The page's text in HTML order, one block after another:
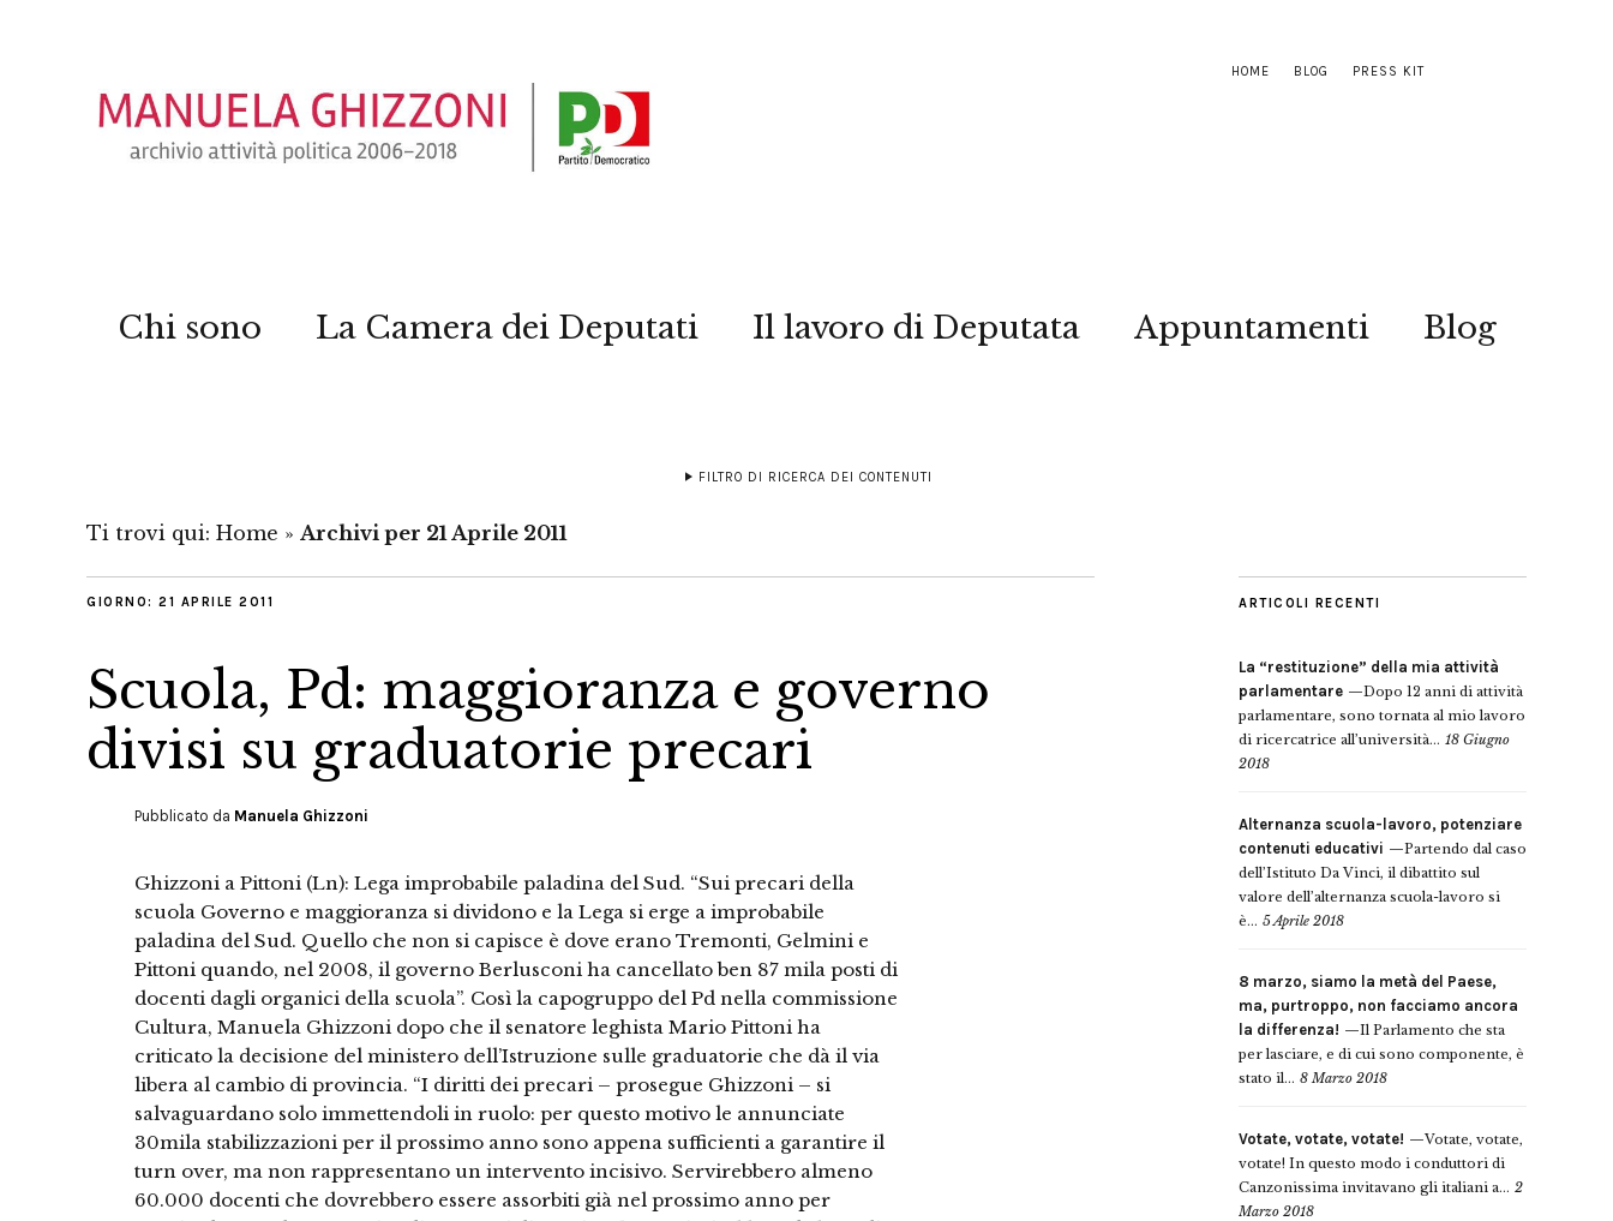
HOME BLOG PRESS KIT
Chi sono La Camera dei Deputati Il lavoro di Deputata Appuntamenti Blog
FILTRO DI RICERCA DEI CONTENUTI
Ti trovi qui: Home » Archivi per 21 Aprile 2011
GIORNO: 21 APRILE 2011
Scuola, Pd: maggioranza e governo
divisi su graduatorie precari
Pubblicato da Manuela Ghizzoni
Ghizzoni a Pittoni (Ln): Lega improbabile paladina del Sud. “Sui precari della
scuola Governo e maggioranza si dividono e la Lega si erge a improbabile
paladina del Sud. Quello che non si capisce è dove erano Tremonti, Gelmini e
Pittoni quando, nel 2008, il governo Berlusconi ha cancellato ben 87 mila posti di
docenti dagli organici della scuola”. Così la capogruppo del Pd nella commissione
Cultura, Manuela Ghizzoni dopo che il senatore leghista Mario Pittoni ha
criticato la decisione del ministero dell’Istruzione sulle graduatorie che dà il via
libera al cambio di provincia. “I diritti dei precari – prosegue Ghizzoni – si
salvaguardano solo immettendoli in ruolo: per questo motivo le annunciate
30mila stabilizzazioni per il prossimo anno sono appena sufficienti a garantire il
turn over, ma non rappresentano un intervento incisivo. Servirebbero almeno
60.000 docenti che dovrebbero essere assorbiti già nel prossimo anno per
ARTICOLI RECENTI
La “restituzione” della mia attività
parlamentare
Dopo 12 anni di attività
parlamentare, sono tornata al mio lavoro
di ricercatrice all’università... 18 Giugno
2018
Alternanza scuola-lavoro, potenziare
contenuti educativi
Partendo dal caso
dell’Istituto Da Vinci, il dibattito sul
valore dell’alternanza scuola-lavoro si
è... 5 Aprile 2018
8 marzo, siamo la metà del Paese,
ma, purtroppo, non facciamo ancora
la differenza!
Il Parlamento che sta
per lasciare, e di cui sono componente, è
stato il... 8 Marzo 2018
Votate, votate, votate!
Votate, votate,
votate! In questo modo i conduttori di
Canzonissima invitavano gli italiani a... 2
Marzo 2018